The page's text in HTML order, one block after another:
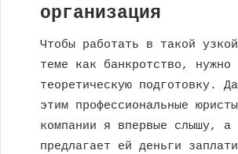
организация
Чтобы работать в такой
теме как банкротство, нужно
теоретическую подготовку.
этим профессиональные
компании я впервые слышу, а
предлагает ей деньги